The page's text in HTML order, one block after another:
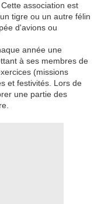
association est
tigre ou un autre félin
d'avions ou
année une
à ses membres de
(missions
et festivités. Lors de
une partie des